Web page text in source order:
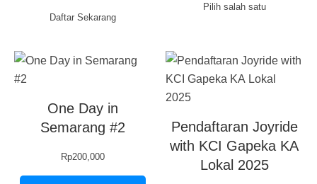
Daftar Sekarang
adalah:
Pilih salah satu
One Day in
Semarang #2
Rp200,000
Pendaftaran Joyride
with KCI Gapeka KA
Lokal 2025